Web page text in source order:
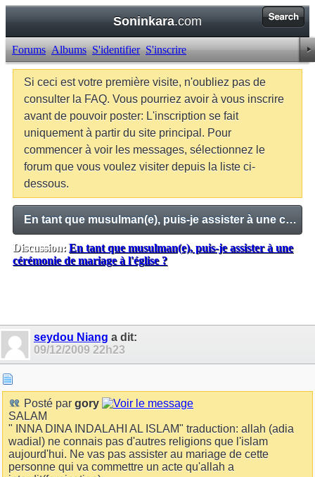
Soninkara.com
Forums Albums S'identifier S'inscrire
Si ceci est votre première visite, n'oubliez pas de
consulter la FAQ. Vous pourriez avoir à vous inscrire
avant de pouvoir poster: L'inscription se fait
uniquement à partir du site principal. Pour
commencer à voir les messages, sélectionnez le
forum que vous voulez visiter depuis la liste ci-
dessous.
En tant que musulman(e), puis-je assister à une cérémonie de mariage à l'église ?
Discussion: En tant que musulman(e), puis-je assister à une
cérémonie de mariage à l'église ?
seydou Niang a dit:
09/12/2009 22h23
Posté par gory
SALAM
" INNA DINA INDALAHI AL ISLAM" traduction: allah (adia
wadial) ne connais pas d'autres religions que l'islam
aujourd'hui. Ne vas pas assister au mariage de cette
personne qui va commettre un acte qu'allah a